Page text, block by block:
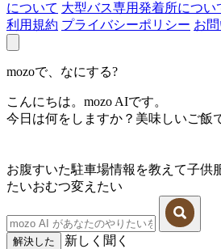
について 大型バス専用発着所につい
利用規約 プライバシーポリシー お
mozoで、なにする?
こんにちは。mozo AIです。
今日は何をしますか？美味しいご飯
お腹すいた駐車場情報を教えて子供
たいおむつ変えたい
解決した 新しく聞く